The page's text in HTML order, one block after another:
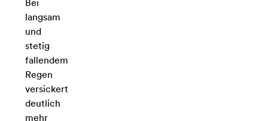
Bei
langsam
und
stetig
fallendem
Regen
versickert
deutlich
mehr